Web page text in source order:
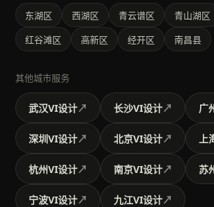
东湖区 西湖区 青云谱区 青山湖区
红谷滩区
高新区 经开区 南昌县
其他城市服务
武汉VI设计↗︎ 长沙VI设计↗︎ 广
深圳VI设计↗︎ 北京VI设计↗︎ 上
杭州VI设计↗︎ 南京VI设计↗︎ 苏
宁波VI设计↗︎ 九江VI设计↗︎